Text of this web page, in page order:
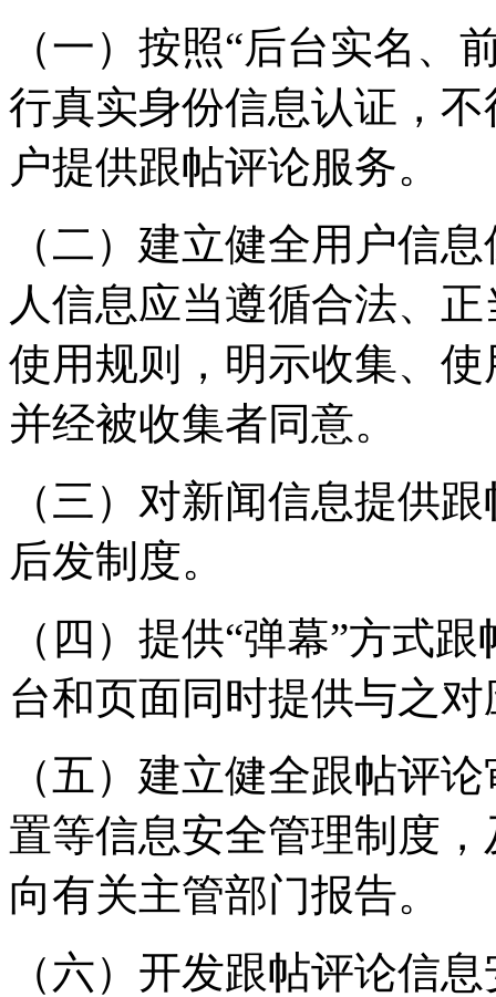
（一）按照“后台实名、
行真实身份信息认证，
户提供跟帖评论服务。
（二）建立健全用户信
人信息应当遵循合法、
使用规则，明示收集、
并经被收集者同意。
（三）对新闻信息提供
后发制度。
（四）提供“弹幕”方式
台和页面同时提供与之
（五）建立健全跟帖评
置等信息安全管理制度
向有关主管部门报告。
（六）开发跟帖评论信